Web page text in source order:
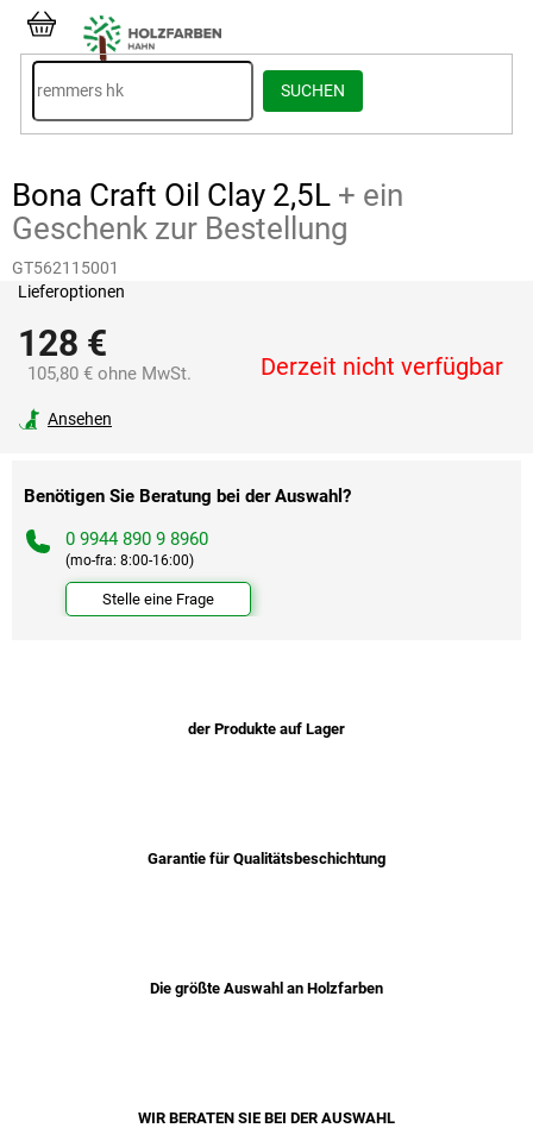
Inhalt
springen
SUCHEN
WARENKORB
Bona Craft Oil Clay 2,5L + ein
Geschenk zur Bestellung
GT562115001
128 €
105,80 € ohne MwSt. Derzeit nicht verfügbar
Lieferoptionen
Ansehen
Benötigen Sie Beratung bei der Auswahl?
0 9944 890 9 8960
(mo-fra: 8:00-16:00)
Stelle eine Frage
der Produkte auf Lager
Garantie für Qualitätsbeschichtung
Die größte Auswahl an Holzfarben
WIR BERATEN SIE BEI ​​DER AUSWAHL